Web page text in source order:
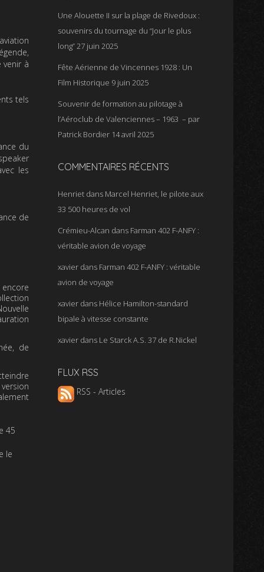
venir à
tels
du
les
de
encore
de
45
le
Une Alouette II sur la plage de Rivedoux :
souvenirs du tournage du “Jour le plus
long”27 juin 2025
Fête Aérienne de Vincennes 1928 : Un
Film Historique 9 juin 2025
Souvenir de formation au pilotage à
l’Aéroclub de Valenciennes – 1963 – par
Patrick Bordier 14 avril 2025
COMMENTAIRES RÉCENTS
Henriet dans Marcel Henriet, le pilote aux
33 500 heures de vol
Crémieu-Alcan dans Farman 402 F-ANFY :
véritable avion de voyage
xavier dans Farman 402 F-ANFY : véritable
avion de voyage
xavier dans Hélice Hamilton-standard
bipale à vitesse constante
xavier dans Le Starck A.S. 37 de R.Nickel
FLUX RSS
RSS - Articles